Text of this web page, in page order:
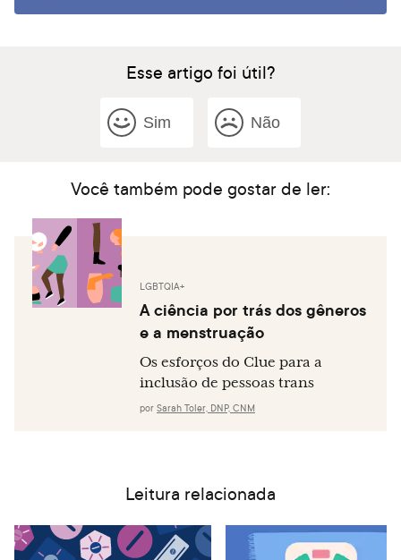
Esse artigo foi útil?
Sim Não
Você também pode gostar de ler:
LGBTQIA+
A ciência por trás dos gêneros
e a menstruação
Os esforços do Clue para a
inclusão de pessoas trans
por Sarah Toler, DNP, CNM
Leitura relacionada